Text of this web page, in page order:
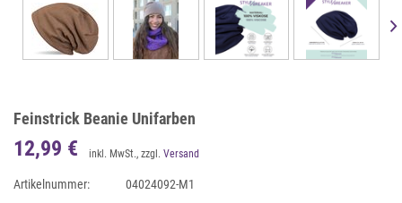
Feinstrick Beanie Unifarben
12,99 € inkl. MwSt., zzgl. Versand
Artikelnummer:
04024092-M1